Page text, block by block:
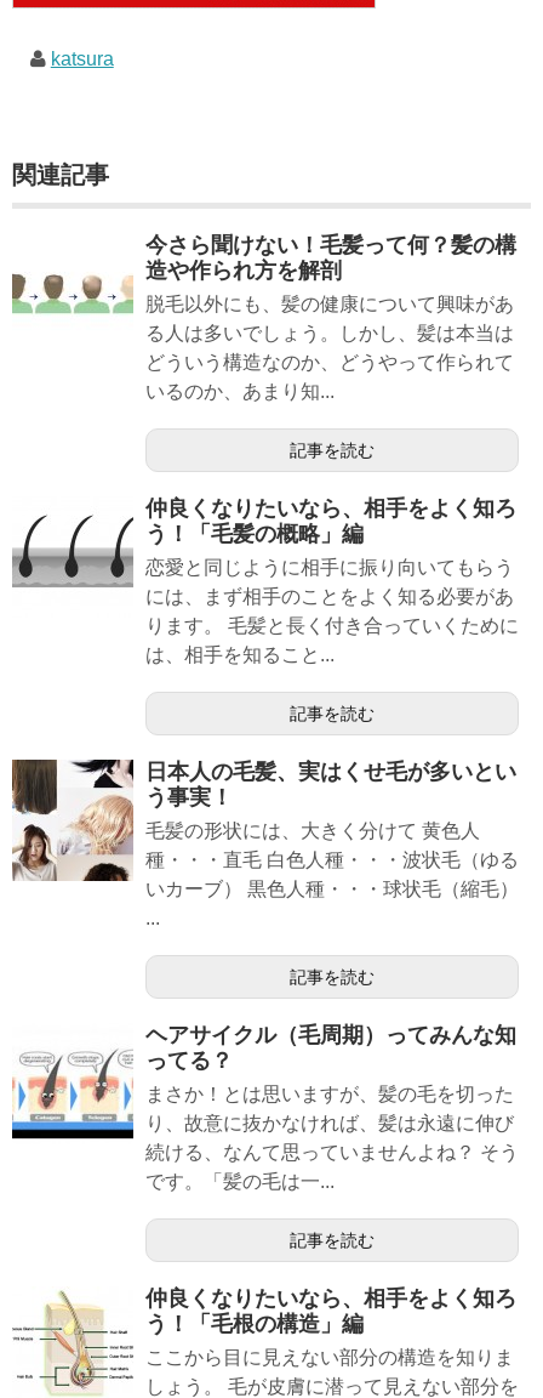
katsura
関連記事
今さら聞けない！毛髪って何？髪の構
造や作られ方を解剖
脱毛以外にも、髪の健康について興味があ
る人は多いでしょう。しかし、髪は本当は
どういう構造なのか、どうやって作られて
いるのか、あまり知...
記事を読む
仲良くなりたいなら、相手をよく知ろ
う！「毛髪の概略」編
恋愛と同じように相手に振り向いてもらう
には、まず相手のことをよく知る必要があ
ります。 毛髪と長く付き合っていくために
は、相手を知ること...
記事を読む
日本人の毛髪、実はくせ毛が多いとい
う事実！
毛髪の形状には、大きく分けて 黄色人
種・・・直毛 白色人種・・・波状毛（ゆる
いカーブ） 黒色人種・・・球状毛（縮毛）
...
記事を読む
ヘアサイクル（毛周期）ってみんな知
ってる？
まさか！とは思いますが、髪の毛を切った
り、故意に抜かなければ、髪は永遠に伸び
続ける、なんて思っていませんよね？ そう
です。「髪の毛は一...
記事を読む
仲良くなりたいなら、相手をよく知ろ
う！「毛根の構造」編
ここから目に見えない部分の構造を知りま
しょう。 毛が皮膚に潜って見えない部分を